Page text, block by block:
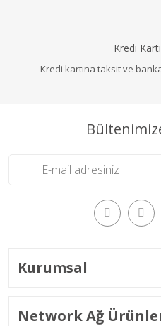
Kredi
Kredi kartına taksit ve
Kurumsal
Network Ağ